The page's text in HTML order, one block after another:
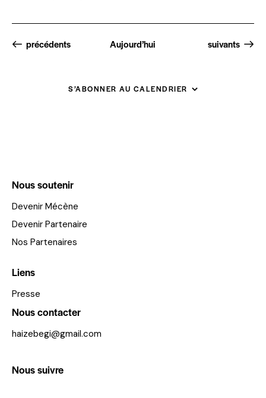
Évènements
précédents Aujourd’hui Évènements
suivants
S’ABONNER AU CALENDRIER
Nous soutenir
Devenir Mécène
Devenir Partenaire
Nos Partenaires
Liens
Presse
Nous contacter
haizebegi@gmail.com
Nous suivre